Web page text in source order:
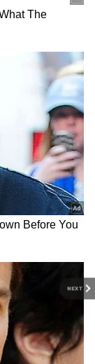
NEXT
lakh fine)